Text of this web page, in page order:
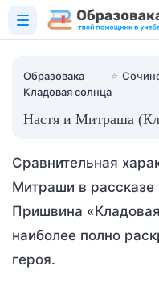
Образовака ⭐
Кладовая солнца
Настя и Митраша
Сравнительная
Митраши в
Пришвина
наиболее полно
героя.